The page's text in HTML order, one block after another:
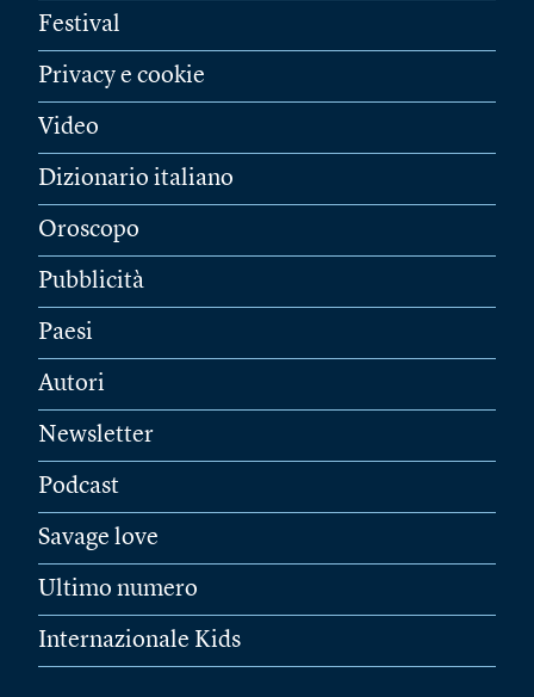
Festival
Privacy e cookie
Video
Dizionario italiano
Oroscopo
Pubblicità
Paesi
Autori
Newsletter
Podcast
Savage love
Ultimo numero
Internazionale Kids